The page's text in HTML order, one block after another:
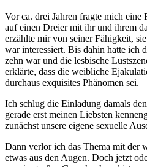
Vor ca. drei Jahren fragte mich
auf einen Dreier mit ihr und ihrem
erzählte mir von seiner Fähigkeit,
war interessiert. Bis dahin hatte ich
zehn war und die lesbische
erklärte, dass die weibliche
durchaus exquisites Phänomen sei.
Ich schlug die Einladung damals
gerade erst meinen Liebsten
zunächst unsere eigene sexuelle
Dann verlor ich das Thema mit der
etwas aus den Augen. Doch jetzt